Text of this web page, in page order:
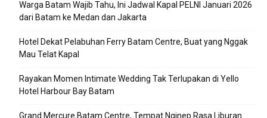
Warga Batam Wajib Tahu, Ini Jadwal Kapal PELNI Januari 2026
dari Batam ke Medan dan Jakarta
Hotel Dekat Pelabuhan Ferry Batam Centre, Buat yang Nggak
Mau Telat Kapal
Rayakan Momen Intimate Wedding Tak Terlupakan di Yello
Hotel Harbour Bay Batam
Grand Mercure Batam Centre, Tempat Nginep Rasa Liburan